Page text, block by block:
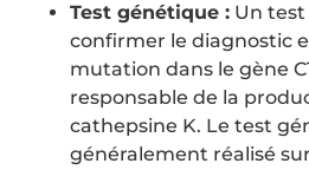
Test génétique :Un test
confirmer le diagnostic
mutation dans le gène
responsable de la
cathepsine K. Le test
généralement réalisé